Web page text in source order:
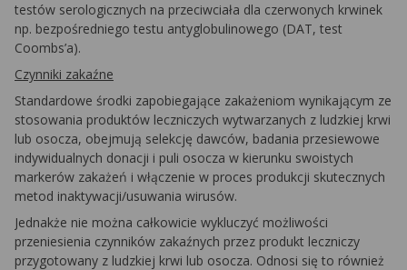
testów serologicznych na przeciwciała dla czerwonych krwinek
np. bezpośredniego testu antyglobulinowego (DAT, test
Coombs’a).
Czynniki zakaźne
Standardowe środki zapobiegające zakażeniom wynikającym ze
stosowania produktów leczniczych wytwarzanych z ludzkiej krwi
lub osocza, obejmują selekcję dawców, badania przesiewowe
indywidualnych donacji i puli osocza w kierunku swoistych
markerów zakażeń i włączenie w proces produkcji skutecznych
metod inaktywacji/usuwania wirusów.
Jednakże nie można całkowicie wykluczyć możliwości
przeniesienia czynników zakaźnych przez produkt leczniczy
przygotowany z ludzkiej krwi lub osocza. Odnosi się to również